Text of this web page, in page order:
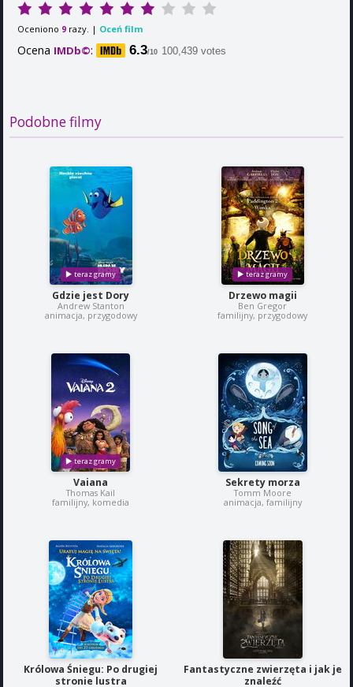
Oceniono 9 razy. | Oceń film
Ocena IMDb©: 6.3/10 100,439 votes
Podobne filmy
Gdzie jest Dory
Andrew Stanton
animacja, przygodowy
Drzewo magii
Ben Gregor
familijny, przygodowy
Vaiana
Thomas Kail
familijny, komedia
Sekrety morza
Tomm Moore
animacja, familijny
Królowa Śniegu: Po drugiej
stronie lustra
Fantastyczne zwierzęta i jak je
znaleźć